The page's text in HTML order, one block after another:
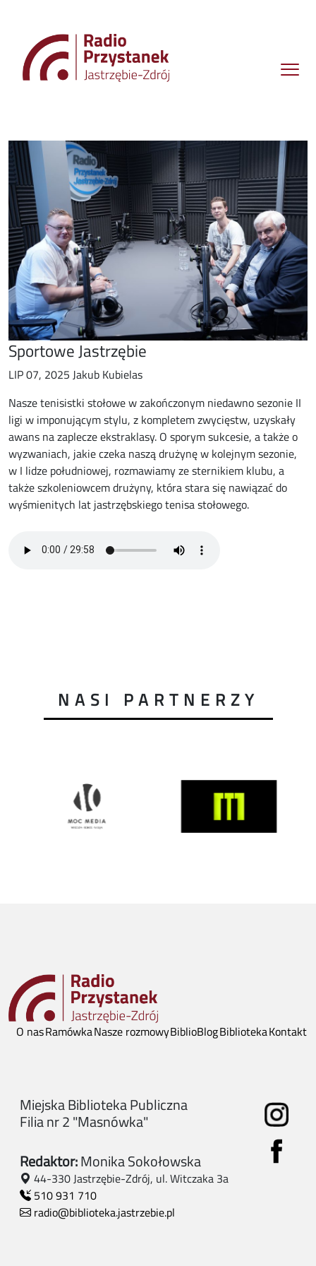
Sportowe Jastrzębie
LIP 07, 2025 Jakub Kubielas
Nasze tenisistki stołowe w zakończonym niedawno sezonie II
ligi w imponującym stylu, z kompletem zwycięstw, uzyskały
awans na zaplecze ekstraklasy. O sporym sukcesie, a także o
wyzwaniach, jakie czeka naszą drużynę w kolejnym sezonie,
w I lidze południowej, rozmawiamy ze sternikiem klubu, a
także szkoleniowcem drużyny, która stara się nawiązać do
wyśmienitych lat jastrzębskiego tenisa stołowego.
NASI PARTNERZY
O nasRamówkaNasze rozmowyBiblioBlogBibliotekaKontakt
Miejska Biblioteka Publiczna
Filia nr 2 "Masnówka"
Redaktor:Monika Sokołowska
44-330 Jastrzębie-Zdrój, ul. Witczaka 3a
510 931 710
radio@biblioteka.jastrzebie.pl